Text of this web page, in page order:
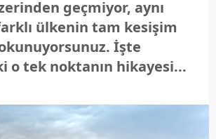
geçmiyor, aynı
ülkenin tam kesişim
İşte
o tek noktanın hikayesi...